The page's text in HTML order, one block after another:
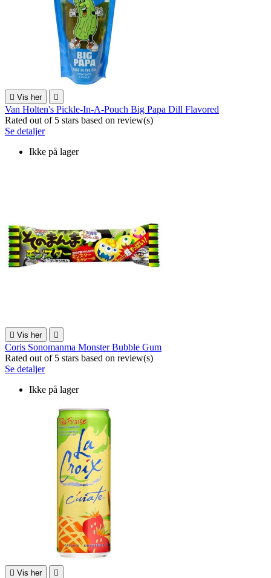
 Vis her 
Van Holten's Pickle-In-A-Pouch Big Papa Dill Flavored
Rated out of 5 stars based on review(s)
Se detaljer
Ikke på lager
 Vis her 
Coris Sonomanma Monster Bubble Gum
Rated out of 5 stars based on review(s)
Se detaljer
Ikke på lager
 Vis her 